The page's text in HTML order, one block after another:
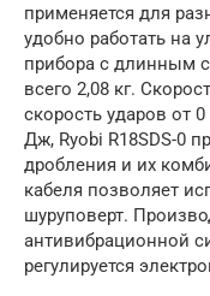
применяется для
удобно работать на
прибора с длинным
всего 2,08 кг.
скорость ударов от
Дж, Ryobi R18SDS-0
дробления и их
кабеля позволяет
шуруповерт.
антивибрационной
регулируется